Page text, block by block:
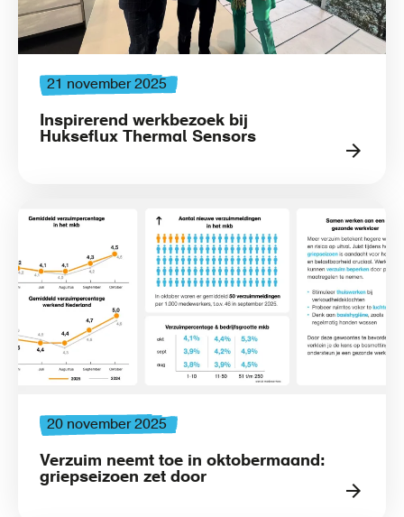
21 november 2025
Inspirerend werkbezoek bij
Hukseflux Thermal Sensors
20 november 2025
Verzuim neemt toe in oktobermaand:
griepseizoen zet door